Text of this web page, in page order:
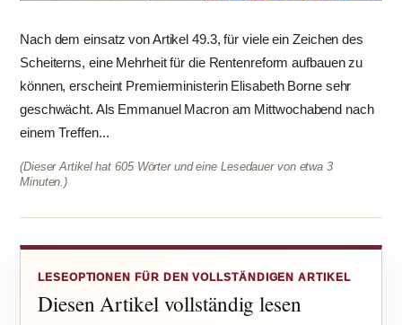
Nach dem einsatz von Artikel 49.3, für viele ein Zeichen des
Scheiterns, eine Mehrheit für die Rentenreform aufbauen zu
können, erscheint Premierministerin Elisabeth Borne sehr
geschwächt. Als Emmanuel Macron am Mittwochabend nach
einem Treffen...
(Dieser Artikel hat 605 Wörter und eine Lesedauer von etwa 3
Minuten.)
LESEOPTIONEN FÜR DEN VOLLSTÄNDIGEN ARTIKEL
Diesen Artikel vollständig lesen